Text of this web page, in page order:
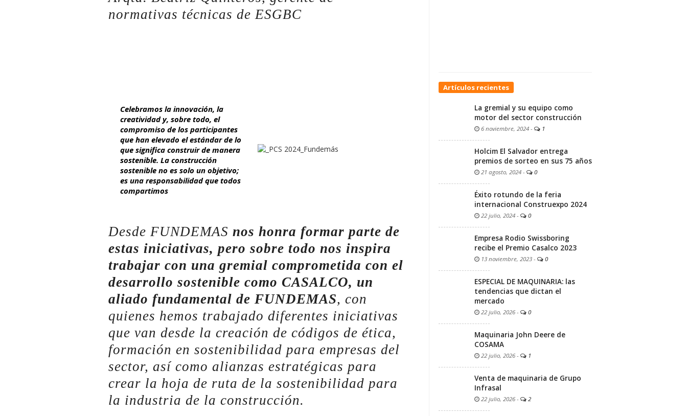
normativas técnicas de ESGBC
Celebramos la innovación, la
creatividad y, sobre todo, el
compromiso de los participantes
que han elevado el estándar de lo
que significa construir de manera
sostenible. La construcción
sostenible no es solo un objetivo;
es una responsabilidad que todos
compartimos
Desde FUNDEMAS nos honra formar parte de
estas iniciativas, pero sobre todo nos inspira
trabajar con una gremial comprometida con el
desarrollo sostenible como CASALCO, un
aliado fundamental de FUNDEMAS, con
quienes hemos trabajado diferentes iniciativas
que van desde la creación de códigos de ética,
formación en sostenibilidad para empresas del
sector, así como alianzas estratégicas para
crear la hoja de ruta de la sostenibilidad para
la industria de la construcción.
Artículos recientes
La gremial y su equipo como
motor del sector construcción
6 noviembre, 2024 - 1
Holcim El Salvador entrega
premios de sorteo en sus 75 años
21 agosto, 2024 - 0
Éxito rotundo de la feria
internacional Construexpo 2024
22 julio, 2024 - 0
Empresa Rodio Swissboring
recibe el Premio Casalco 2023
13 noviembre, 2023 - 0
ESPECIAL DE MAQUINARIA: las
tendencias que dictan el
mercado
22 julio, 2026 - 0
Maquinaria John Deere de
COSAMA
22 julio, 2026 - 1
Venta de maquinaria de Grupo
Infrasal
22 julio, 2026 - 2